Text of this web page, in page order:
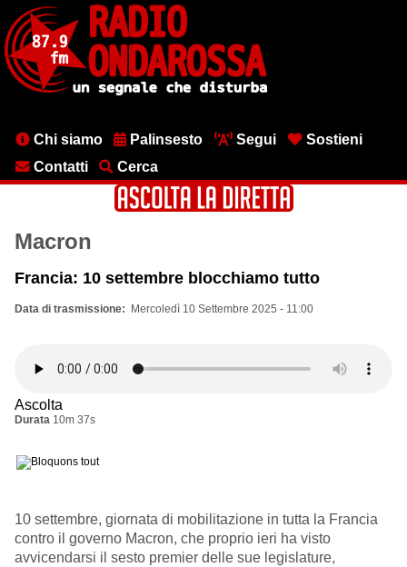
contenuto
principale
MenuChi siamo Palinsesto Segui
Sostieni
Contatti
Cerca
Macron
Francia: 10 settembre blocchiamo tutto
Data di trasmissione Mercoledì 10 Settembre 2025 - 11:00
Ascolta
Durata 10m 37s
10 settembre, giornata di mobilitazione in tutta la Francia
contro il governo Macron, che proprio ieri ha visto
avvicendarsi il sesto premier delle sue legislature,